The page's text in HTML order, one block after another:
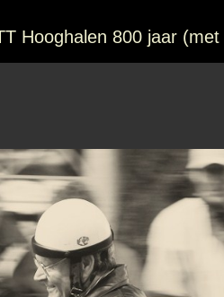
Hooghalen 800 jaar